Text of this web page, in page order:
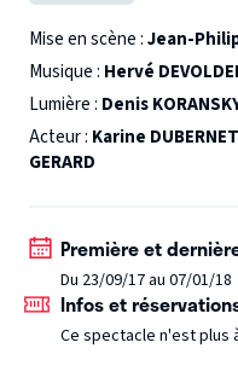
Dubernet, l’humoriste
dans Sans filtre, Marie-
Claire Gérard,
Le Clan des divorcées. Une journée inoubliable entre
révélations, complicité
Mise en scène :Jean-
Musique : Hervé
Lumière : Denis
Acteur : Karine DUBERNET
GERARD
Première et
Du 23/09/17 au 07/01/18
Infos et
Ce spectacle n'est plus